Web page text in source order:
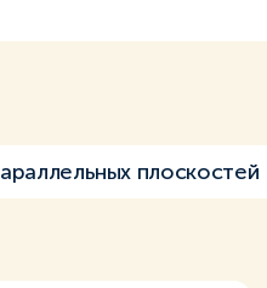
плоскостей